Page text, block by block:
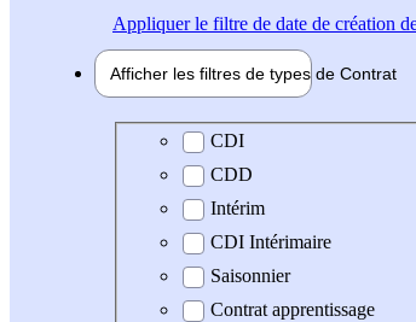
Appliquerle filtre de date de création
Afficher les filtres de types de Contrat
Type de contrat
CDI
CDD
Intérim
CDI Intérimaire
Saisonnier
Contrat apprentissage